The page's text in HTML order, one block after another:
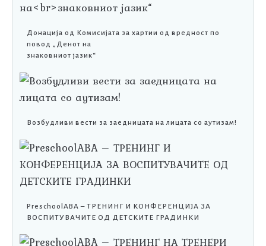
Донација од Комисијата за хартии од вредност по
повод „Денот на
знаковниот јазик“
Возбудливи вести за заедницата на лицата со аутизам!
PreschoolABA – ТРЕНИНГ И КОНФЕРЕНЦИЈА ЗА
ВОСПИТУВАЧИТЕ ОД ДЕТСКИТЕ ГРАДИНКИ